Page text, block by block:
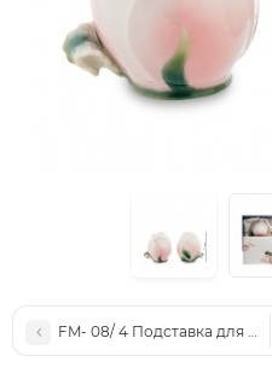
FM- 08/ 4 Подставка для